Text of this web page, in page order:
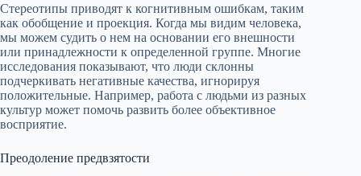
Стереотипы приводят к когнитивным ошибкам, таким
как обобщение и проекция. Когда мы видим человека,
мы можем судить о нем на основании его внешности
или принадлежности к определенной группе. Многие
исследования показывают, что люди склонны
подчеркивать негативные качества, игнорируя
положительные. Например, работа с людьми из разных
культур может помочь развить более объективное
восприятие.
Преодоление предвзятости